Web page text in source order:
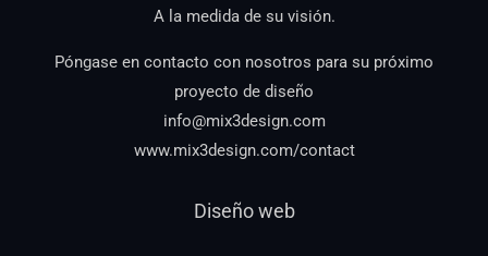
A la medida de su visión.
Póngase en contacto con nosotros para su próximo
proyecto de diseño
info@mix3design.com
www.mix3design.com/contact
Diseño web